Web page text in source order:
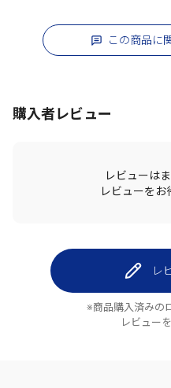
この商品に
購入者レビュー
レビューは
レビューをお
レ
※商品購入済みの
レビュー